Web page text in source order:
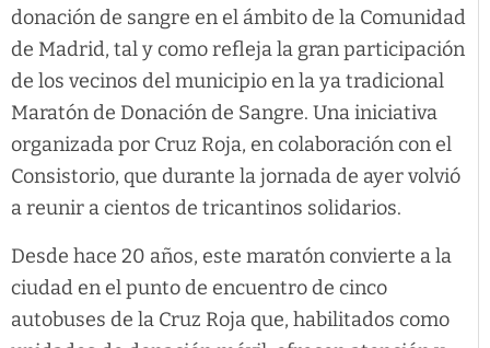
donación de sangre en el ámbito de la Comunidad
de Madrid, tal y como refleja la gran participación
de los vecinos del municipio en la ya tradicional
Maratón de Donación de Sangre. Una iniciativa
organizada por Cruz Roja, en colaboración con el
Consistorio, que durante la jornada de ayer volvió
a reunir a cientos de tricantinos solidarios.
Desde hace 20 años, este maratón convierte a la
ciudad en el punto de encuentro de cinco
autobuses de la Cruz Roja que, habilitados como